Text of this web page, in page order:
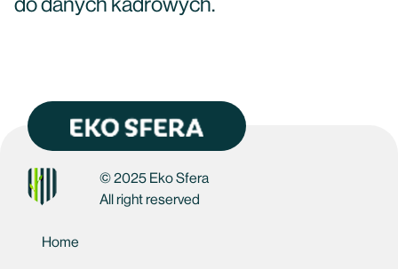
do danych kadrowych.
© 2025 Eko Sfera
All right reserved
Home